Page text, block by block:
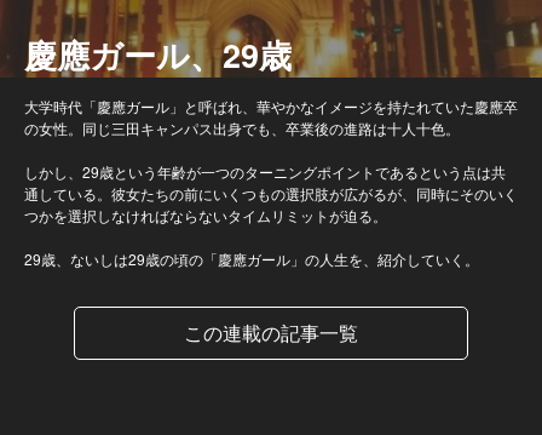
慶應ガール、29歳
大学時代「慶應ガール」と呼ばれ、華やかなイメージを持たれていた慶應卒
の女性。同じ三田キャンパス出身でも、卒業後の進路は十人十色。
しかし、29歳という年齢が一つのターニングポイントであるという点は共
通している。彼女たちの前にいくつもの選択肢が広がるが、同時にそのいく
つかを選択しなければならないタイムリミットが迫る。
29歳、ないしは29歳の頃の「慶應ガール」の人生を、紹介していく。
この連載の記事一覧